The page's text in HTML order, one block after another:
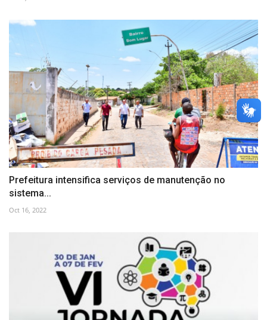
Prefeitura intensifica serviços de manutenção no
sistema...
Oct 16, 2022